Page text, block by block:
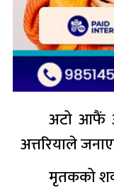
अटो आफैं
अत्तरियाले
मृतकको शव